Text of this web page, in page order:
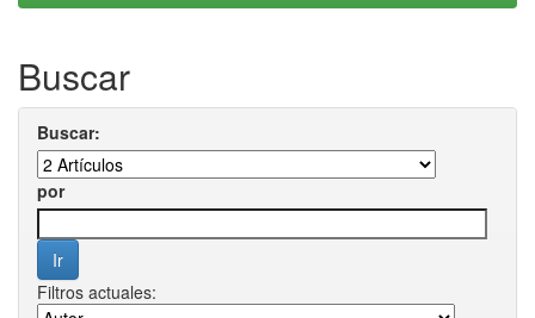
Buscar
Buscar:
por
Filtros actuales: